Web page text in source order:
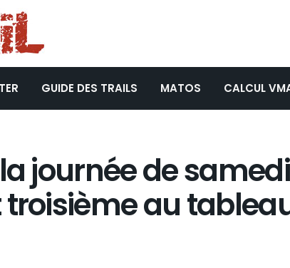
GUIDE DES TRAILS MATOS CALCUL
journée de
troisième au